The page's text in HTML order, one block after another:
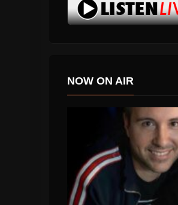
NOW ON AIR